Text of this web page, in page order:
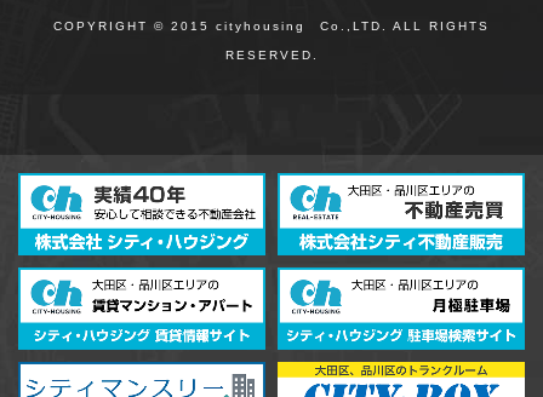
COPYRIGHT © 2015 cityhousing Co.,LTD. ALL RIGHTS
RESERVED.